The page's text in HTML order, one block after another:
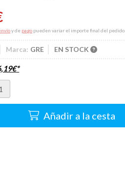
y de pago pueden variar el importe final del pedido.
Marca: GRE EN STOCK
€*
Añadir a la cesta